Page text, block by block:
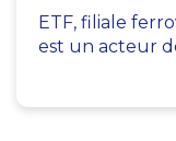
ETF, filiale
est un acteur